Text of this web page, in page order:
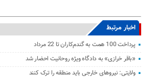
اخبار مرتبط
پرداخت 100 همت به گندم‌کاران تا 22 مرداد
«باقر خرازی» به دادگاه ویژه روحانیت احضار شد
ولایتی: نیرو‌های خارجی باید منطقه را ترک کنند